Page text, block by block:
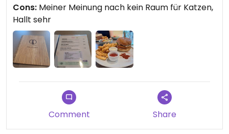
wenig Möglichkeiten für Katzen sich zu verstecken
, das Katzenbett neben unserem Tisch hat nach
Urin gerochen und es hat viel zu sehr gehallt. Es
waren auch kaum Katzen da. Das essen war gut
aber der Rest hat das einfach versaut. Zusätzlich
ebenfalls einen nicht so guten Eindruck gemacht
hat. Das Team ist noch sehr neu und jung , es war
etwas chaotisch aber alle waren freundlich.
Cons: Meiner Meinung nach kein Raum für Katzen,
Hallt sehr
Comment Share